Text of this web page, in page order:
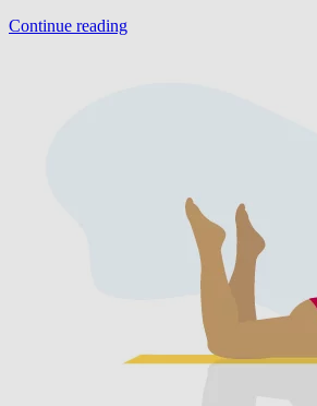
Continue reading